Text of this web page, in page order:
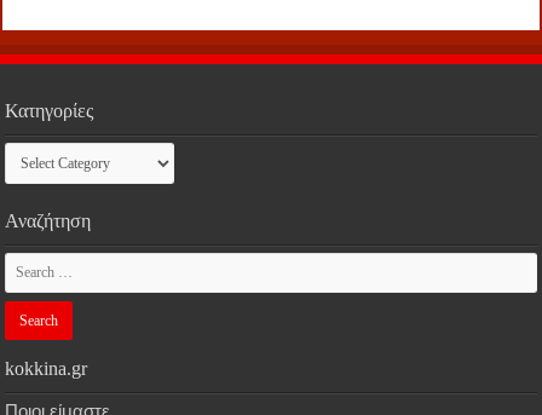
Κατηγορίες
Κατηγορίες
Αναζήτηση
kokkina.gr